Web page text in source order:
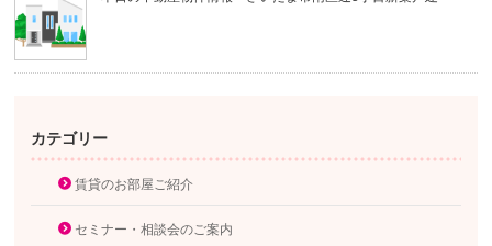
カテゴリー
賃貸のお部屋ご紹介
セミナー・相談会のご案内